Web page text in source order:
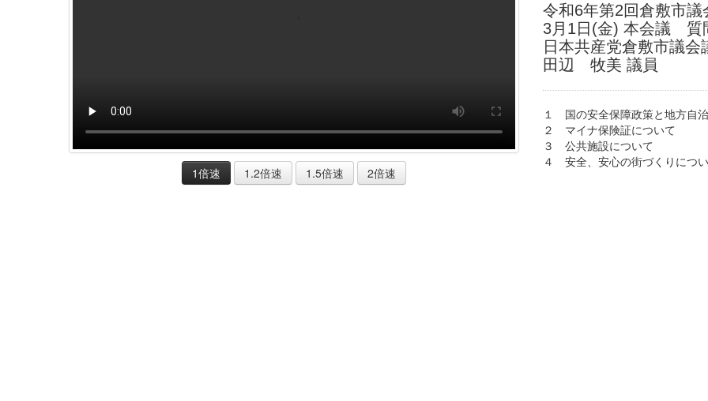
1倍速 1.2倍速 1.5倍速 2倍速
令和6年第2回倉敷市議
3月1日(金) 本会議 質
日本共産党倉敷市議会
田辺 牧美 議員
１ 国の安全保障政策と地方自
２ マイナ保険証について
３ 公共施設について
４ 安全、安心の街づくりにつ